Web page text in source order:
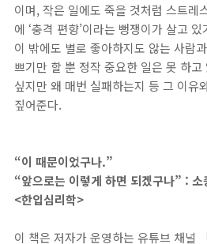
이며, 작은 일에도 죽을 것처럼 스트레
에 ‘충격 편향’이라는 뻥쟁이가 살고
이 밖에도 별로 좋아하지도 않는 사람
쁘기만 할 뿐 정작 중요한 일은 못 하
싶지만 왜 매번 실패하는지 등 그 이유
짚어준다.
“이 때문이었구나.”
“앞으로는 이렇게 하면 되겠구나” :
<한입심리학>
이 책은 저자가 운영하는 유튜브 채널